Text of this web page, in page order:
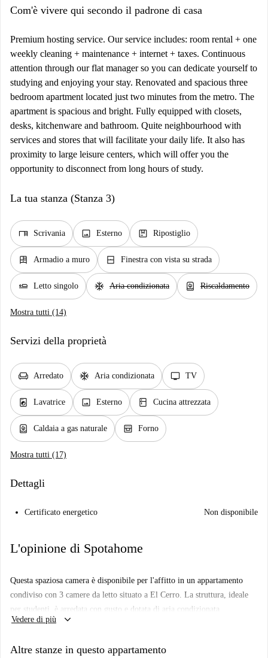
Com'è vivere qui secondo il padrone di casa
Premium hosting service. Our service includes: room rental + one
weekly cleaning + maintenance + internet + taxes. Continuous
attention through our flat manager so you can dedicate yourself to
studying and enjoying your stay. Renovated and spacious three
bedroom apartment located just two minutes from the metro. The
apartment is spacious and bright. Fully equipped with closets,
desks, kitchenware and bathroom. Quite neighbourhood with
services and stores that will facilitate your daily life. It also has
proximity to large leisure centers, which will offer you the
opportunity to disconnect from long hours of study.
La tua stanza (Stanza 3)
desk Scrivania image Esterno package Ripostiglio
dresser Armadio a muro window_closed Finestra con vista su strada
airline_seat_flat Letto singolo ac_unit Aria condizionata water_heater Riscaldamento
Mostra tutti (14)
Servizi della proprietà
chair Arredato ac_unit Aria condizionata tv TV
local_laundry_service Lavatrice image Esterno kitchen Cucina attrezzata
water_heater Caldaia a gas naturale oven_gen Forno
Mostra tutti (17)
Dettagli
Certificato energetico Non disponibile
L'opinione di Spotahome
Questa spaziosa camera è disponibile per l'affitto in un appartamento
condiviso con 3 camere da letto situato a El Cerro. La struttura, ideale
per studenti, è arredata con gusto e dotata di aria condizionata
individuale. L'appartamento è ben attrezzato con comfort come una
a gas naturale e una lavatrice privata a disposizione degli inquilini.
Vedere di più keyboard_arrow_down
Altre stanze in questo appartamento